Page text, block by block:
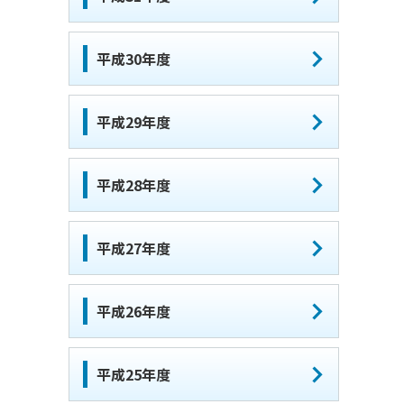
平成30年度
平成29年度
平成28年度
平成27年度
平成26年度
平成25年度